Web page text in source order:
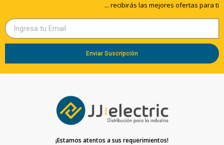
... recibirás las mejores ofertas para ti
Enviar Suscripción
¡Estamos atentos a sus requerimientos!